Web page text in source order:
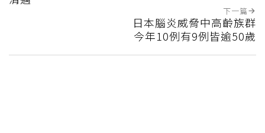
下一篇
日本腦炎威脅中高齡族群
今年10例有9例皆逾50歲